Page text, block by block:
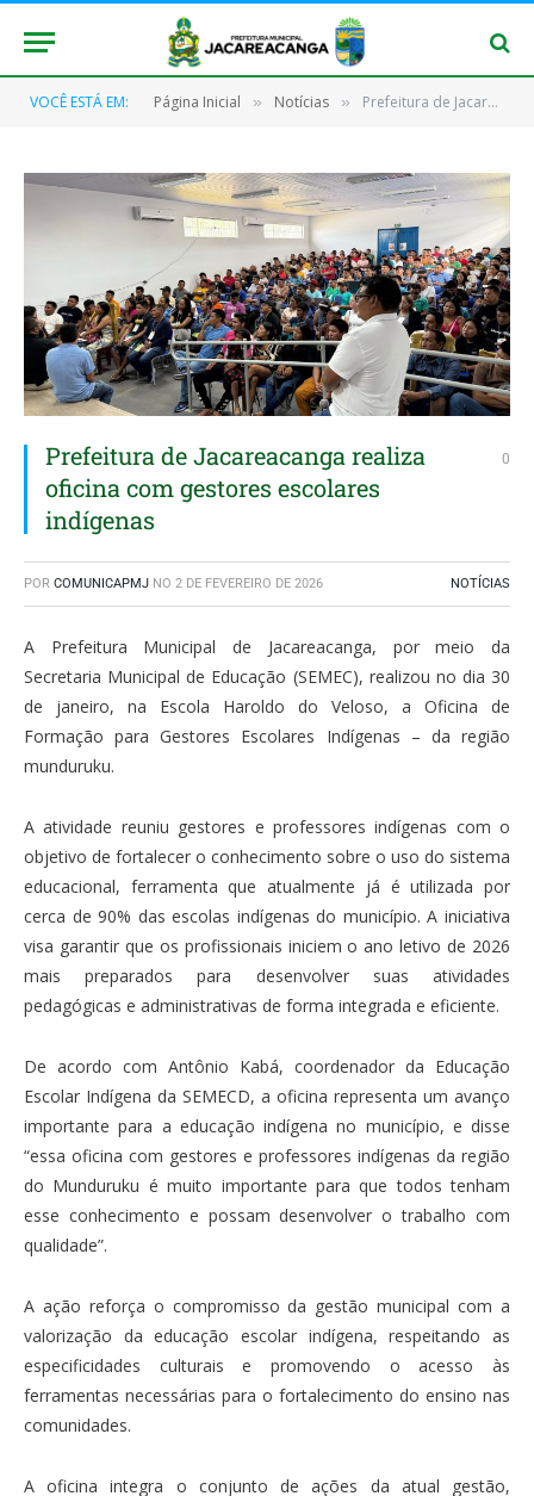
VOCÊ ESTÁ EM: Página Inicial » Notícias » Prefeitura de Jacareacanga realiza oficina com gestores escolares indígenas
Prefeitura de Jacareacanga realiza
oficina com gestores escolares
indígenas
0
POR COMUNICAPMJ NO 2 DE FEVEREIRO DE 2026 NOTÍCIAS
A Prefeitura Municipal de Jacareacanga, por meio da
Secretaria Municipal de Educação (SEMEC), realizou no dia 30
de janeiro, na Escola Haroldo do Veloso, a Oficina de
Formação para Gestores Escolares Indígenas – da região
munduruku.
A atividade reuniu gestores e professores indígenas com o
objetivo de fortalecer o conhecimento sobre o uso do sistema
educacional, ferramenta que atualmente já é utilizada por
cerca de 90% das escolas indígenas do município. A iniciativa
visa garantir que os profissionais iniciem o ano letivo de 2026
mais preparados para desenvolver suas atividades
pedagógicas e administrativas de forma integrada e eficiente.
De acordo com Antônio Kabá, coordenador da Educação
Escolar Indígena da SEMECD, a oficina representa um avanço
importante para a educação indígena no município, e disse
“essa oficina com gestores e professores indígenas da região
do Munduruku é muito importante para que todos tenham
esse conhecimento e possam desenvolver o trabalho com
qualidade”.
A ação reforça o compromisso da gestão municipal com a
valorização da educação escolar indígena, respeitando as
especificidades culturais e promovendo o acesso às
ferramentas necessárias para o fortalecimento do ensino nas
comunidades.
A oficina integra o conjunto de ações da atual gestão,